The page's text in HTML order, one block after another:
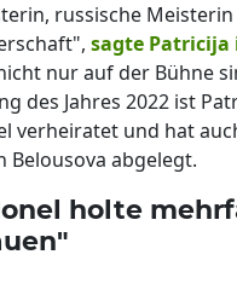
russische
sagte
nur auf der Bühne
des Jahres 2022 ist
verheiratet und hat
Belousova abgelegt.
holte